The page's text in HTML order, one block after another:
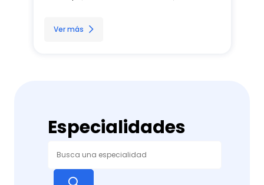
Ver más
Especialidades